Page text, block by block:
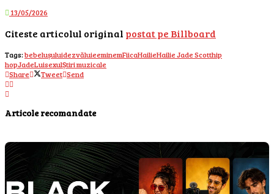
13/05/2026
Citeste articolul original postat pe Billboard
Tags:bebelușuluidezvăluieeminemFiicaHailieHailie Jade Scotthip
hopJadeLuisexulȘtiri muzicale
Share
Tweet Send
Articole recomandate